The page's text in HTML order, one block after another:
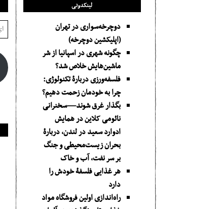
لینکدونی
دوچرخه‌سواری در تهران
(اپلیکشین دوچرخه)
چگونه شهری در اسپانیا از شر
ماشین‌هایش خلاص شد؟
فلسفه‌ورزی دربارهٔ تکنولوژی:
چرا به خودمان زحمت دهیم؟
بگذار غرق شوند—سخنرانی
نائومی کلاین در همایش
ادوارد سعید در لندن، دربارۀ
بحران زیست‌محیطی و جنگ
بر سر نفت، آب و خاک
هر غذایی فلسفۀ خودش را
دارد
راه‌اندازی اولین فروشگاه مواد